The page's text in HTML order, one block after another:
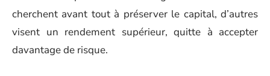
cherchent avant tout à préserver le capital, d’autres
visent un rendement supérieur, quitte à accepter
davantage de risque.